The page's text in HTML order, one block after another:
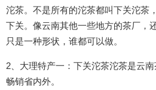
沱茶。不是所有的沱茶都叫下关沱茶
下关。像云南其他一些地方的茶厂，
只是一种形状，谁都可以做。
2、大理特产一：下关沱茶沱茶是云
畅销省内外。